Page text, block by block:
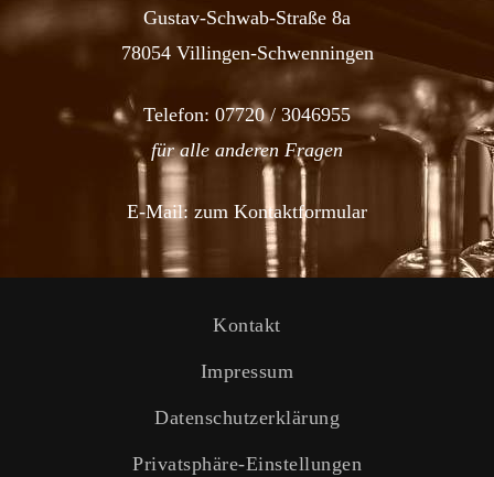
Gustav-Schwab-Straße 8a
78054 Villingen-Schwenningen
Telefon: 07720 / 3046955
für alle anderen Fragen
E-Mail: zum Kontaktformular
Kontakt
Impressum
Datenschutzerklärung
Privatsphäre-Einstellungen